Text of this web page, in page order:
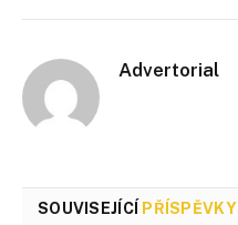
Advertorial
SOUVISEJÍCÍ PŘÍSPĚVKY